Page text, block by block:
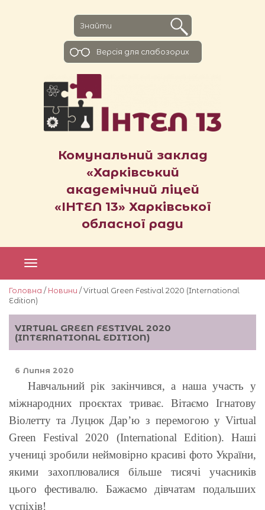
Комунальний заклад
«Харківський
академічний ліцей
«ІНТЕЛ 13» Харківської
обласної ради
Версiя для слабозорих
Головна / Новини / Virtual Green Festival 2020 (International
Edition)
VIRTUAL GREEN FESTIVAL 2020
(INTERNATIONAL EDITION)
6 Липня 2020
Навчальний рік закінчився, а наша участь у
міжнародних проєктах триває. Вітаємо Ігнатову
Віолетту та Луцюк Дар’ю з перемогою у Virtual
Green Festival 2020 (International Edition). Наші
учениці зробили неймовірно красиві фото України,
якими захоплювалися більше тисячі учасників
цього фестивалю. Бажаємо дівчатам подальших
успіхів!